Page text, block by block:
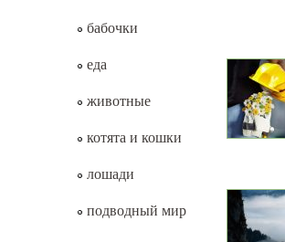
бабочки
еда
животные
котята и кошки
лошади
подводный мир